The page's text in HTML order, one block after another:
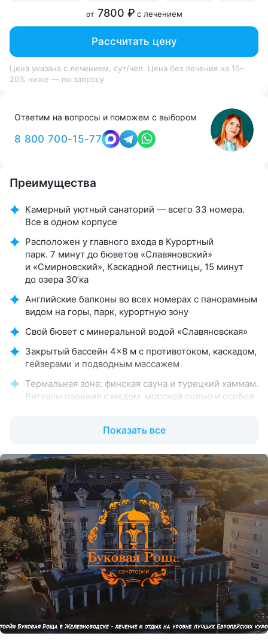
от 7800 ₽ с лечением
Рассчитать цену
Цена указана с лечением, сут/чел. Цена без лечения на 15–
20% ниже — по запросу
Ответим на вопросы и поможем с выбором
8 800 700-15-77
Преимущества
Камерный уютный санаторий — всего 33 номера.
Все в одном корпусе
Расположен у главного входа в Курортный
парк. 7 минут до бюветов «Славяновский»
и «Смирновский», Каскадной лестницы, 15 минут
до озера 30’ка
Английские балконы во всех номерах с панорамным
видом на горы, парк, курортную зону
Свой бювет с минеральной водой «Славяновская»
Закрытый бассейн 4×8 м с противотоком, каскадом,
гейзерами и подводным массажем
Термальная зона: финская сауна и турецкий хаммам.
Ритуалы парения с медом, морской солью и особой
Трехразовое питание меню—заказ с элементами
в классическом стиле с панорамными окнами.
Можно выбрать специальные рационы:
вегетарианский, постный. В зале две кофемашины
с хорошим кофе
Просторные номера площадью
от 26 кв.м. с итальянской мебелью и сантехникой.
Во всех номерах: ортопедические матрасы,
качественный текстиль, кондиционер,
холодильник, чайная зона, косметические средства,
халаты, тапочки. Запас питьевой воды пополняется
каждый день
Здоровое движение: 14 видов ЛФК, аквааэробика,
тренажерный зал, прокат велосипедов и палок для
ходьбы
Показать все